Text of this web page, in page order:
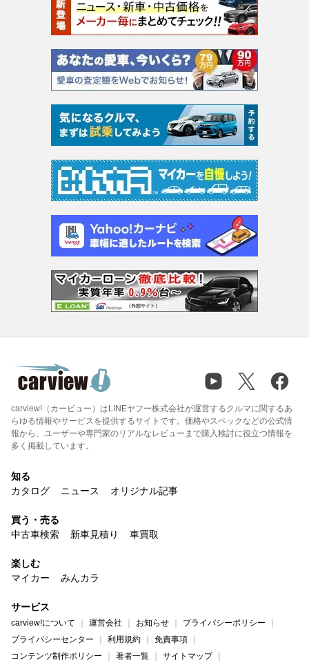
carview!（カービュー）はLINEヤフー株式会社が運営するクルマに関するあ
らゆる情報やサービスを提供するサイトです。価格やスペックなどの公式情
報から、ユーザーや専門家のリアルなレビューまで購入検討に役立つ情報を
多く掲載しています。
知る
カタログ
ニュース オリジナル記事
買う・売る
中古車検索
新車見積り 車買取
楽しむ
マイカー
みんカラ
サービス
carview!について 運営会社 お知らせ
プライバシーポリシー
プライバシーセンター
利用規約
免責事項
コンテンツ制作ポリシー
著者一覧 サイトマップ